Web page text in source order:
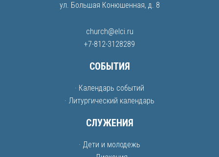
ул. Большая Конюшенная, д. 8
church@elci.ru
+7-812-3128289
СОБЫТИЯ
· Календарь событий
· Литургический календарь
СЛУЖЕНИЯ
· Дети и молодежь